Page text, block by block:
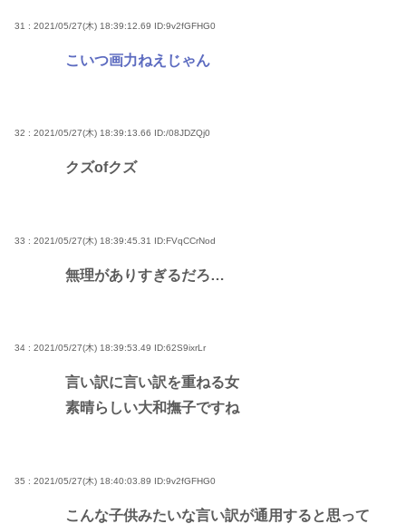
31 : 2021/05/27(木) 18:39:12.69 ID:9v2fGFHG0
こいつ画力ねえじゃん
32 : 2021/05/27(木) 18:39:13.66 ID:/08JDZQj0
クズofクズ
33 : 2021/05/27(木) 18:39:45.31 ID:FVqCCrNod
無理がありすぎるだろ…
34 : 2021/05/27(木) 18:39:53.49 ID:62S9ixrLr
言い訳に言い訳を重ねる女
素晴らしい大和撫子ですね
35 : 2021/05/27(木) 18:40:03.89 ID:9v2fGFHG0
こんな子供みたいな言い訳が通用すると思って